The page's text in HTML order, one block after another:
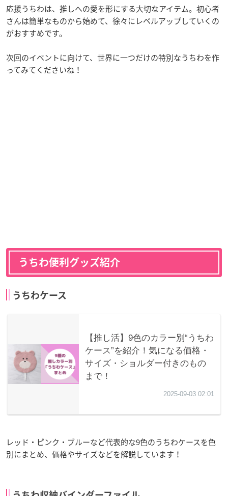
応援うちわは、推しへの愛を形にする大切なアイテム。初心者
さんは簡単なものから始めて、徐々にレベルアップしていくの
がおすすめです。
次回のイベントに向けて、世界に一つだけの特別なうちわを作
ってみてくださいね！
うちわ便利グッズ紹介
うちわケース
レッド・ピンク・ブルーなど代表的な9色のうちわケースを色
別にまとめ、価格やサイズなどを解説しています！